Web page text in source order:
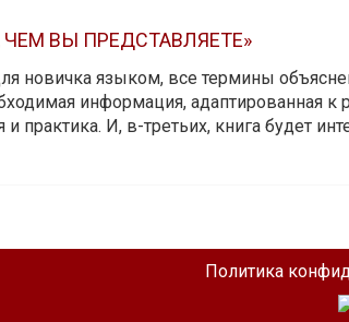
ВЫ ПРЕДСТАВЛЯЕТЕ»
новичка языком, все термины
информация, адаптированная к
практика. И, в-третьих, книга будет
Политика